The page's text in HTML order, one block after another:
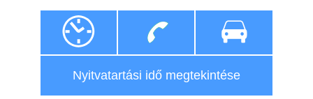
Nyitvatartási idő megtekintése